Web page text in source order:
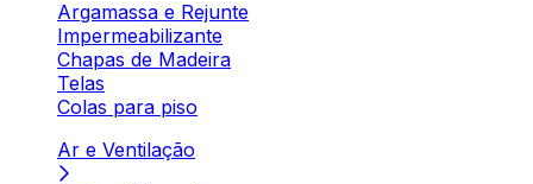
Argamassa e Rejunte
Impermeabilizante
Chapas de Madeira
Telas
Colas para piso
Ar e Ventilação